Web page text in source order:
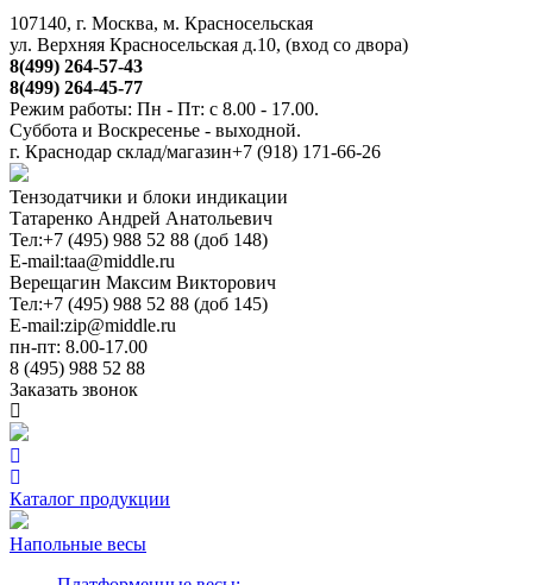
107140, г. Москва, м. Красносельская
ул. Верхняя Красносельская д.10, (вход со двора)
8(499) 264-57-43
8(499) 264-45-77
Режим работы: Пн - Пт: с 8.00 - 17.00.
Суббота и Воскресенье - выходной.
г. Краснодар склад/магазин+7 (918) 171-66-26
Тензодатчики и блоки индикации
Татаренко Андрей Анатольевич
Тел:+7 (495) 988 52 88 (доб 148)
E-mail:taa@middle.ru
Верещагин Максим Викторович
Тел:+7 (495) 988 52 88 (доб 145)
E-mail:zip@middle.ru
пн-пт: 8.00-17.00
8 (495) 988 52 88
Заказать звонок
Каталог продукции
Напольные весы